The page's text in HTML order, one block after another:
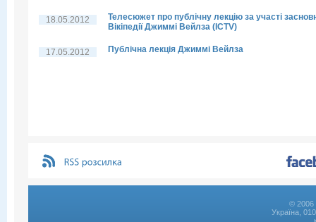
18.05.2012
Телесюжет про публічну лекцію за участі
Вікіпедії Джиммі Вейлза (ICTV)
17.05.2012 Публічна лекція Джиммі Вейлза
© 2006
Україна,